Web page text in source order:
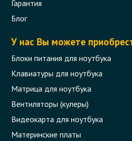
Гарантия
Блог
У нас Вы можете
Блоки питания для ноутбука
Клавиатуры для ноутбука
Матрица для ноутбука
Вентиляторы (кулеры)
Видеокарта для ноутбука
Материнские платы